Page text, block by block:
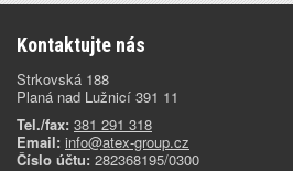
Kontaktujte nás
Strkovská 188
Planá nad Lužnicí 391 11
Tel./fax: 381 291 318
Email: info@atex-group.cz
Číslo účtu: 282368195/0300